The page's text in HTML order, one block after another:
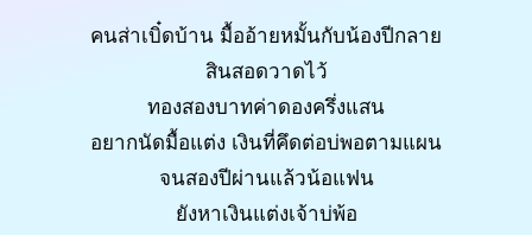
คนส่าเบิ๋ดบ้าน มื้ออ้ายหมั้นกับน้องปีกลาย
สินสอดวาดไว้
ทองสองบาทค่าดองครึ่งแสน
อยากนัดมื้อแต่ง เงินที่คึดต่อบ่พอตามแผน
จนสองปีผ่านแล้วน้อแฟน
ยังหาเงินแต่งเจ้าบ่พ้อ